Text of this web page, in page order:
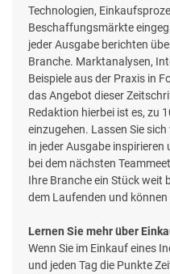
Technologien,
Beschaffungsmärkte
jeder Ausgabe berichten
Branche. Marktanalysen,
Beispiele aus der Praxis in
das Angebot dieser
Redaktion hierbei ist es, zu
einzugehen. Lassen Sie
in jeder Ausgabe inspirieren
bei dem nächsten
Ihre Branche ein Stück weit
dem Laufenden und
Lernen Sie mehr über
Wenn Sie im Einkauf eines
und jeden Tag die Punkte